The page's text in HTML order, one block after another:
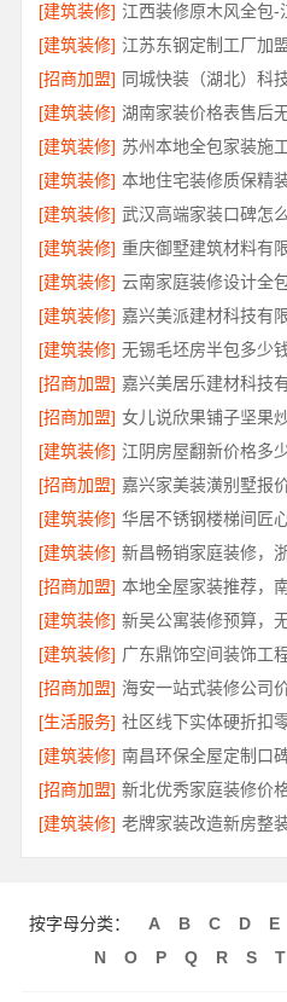
[建筑装修] 江西装修原木风全包-
[建筑装修] 江苏东钢定制工厂
[招商加盟]
[建筑装修]
[建筑装修] 苏州本地全包家装施
[建筑装修]
[建筑装修]
[建筑装修]
[建筑装修]
[建筑装修]
[建筑装修]
[招商加盟] 嘉兴美居乐建材科技
[招商加盟] 女儿说欣果铺子坚果
[建筑装修]
[招商加盟]
[建筑装修] 华居不锈钢楼梯间匠
[建筑装修]
[招商加盟]
[建筑装修]
[建筑装修]
[招商加盟]
[生活服务]
[建筑装修]
[招商加盟] 新北优秀家庭装修价
[建筑装修]
按字母分类： A B C D E
N
O P Q R S T